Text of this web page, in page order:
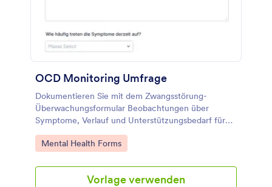
OCD Monitoring Umfrage
Dokumentieren Sie mit dem Zwangsstörung-
Überwachungsformular Beobachtungen über
Symptome, Verlauf und Unterstützungsbedarf für
Therapie, Beratung oder Selbstbeobachtung und
bündeln Sie die Datenerfassung in Jotform.
Go to Category:
Mental Health Forms
Vorlage verwenden